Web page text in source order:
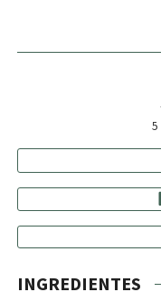
5
INGREDIENTES